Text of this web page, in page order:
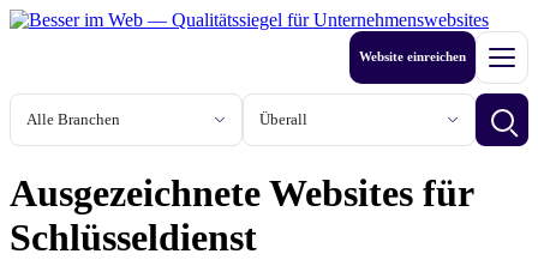
Zum
Branche
Stadt oder Region
Website einreichen Menü
Ausgezeichnete Websites für
Schlüsseldienst